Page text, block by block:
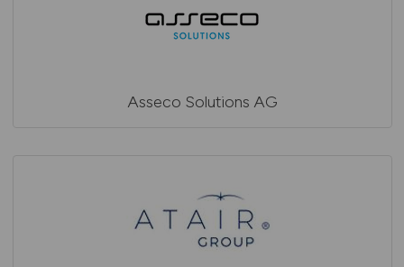
Asseco Solutions AG